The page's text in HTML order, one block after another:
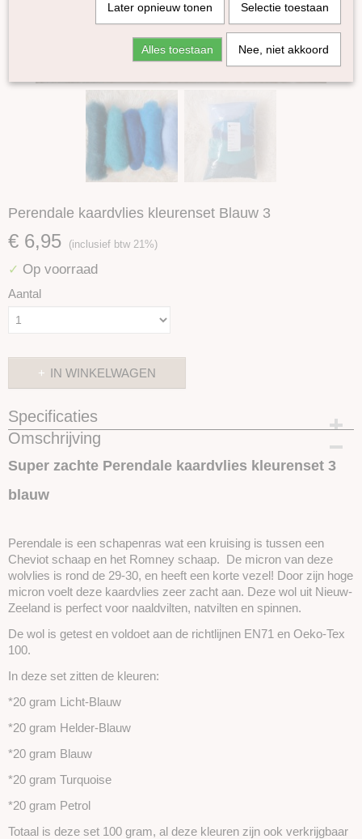
Perendale kaardvlies kleurenset Blauw 3
€ 6,95 (inclusief btw 21%)
✓ Op voorraad
Aantal
IN WINKELWAGEN
Specificaties
Productcode
Omschrijving
Super zachte Perendale kaardvlies kleurenset 3
blauw
Perendale is een schapenras wat een kruising is tussen een
Cheviot schaap en het Romney schaap. De micron van deze
wolvlies is rond de 29-30, en heeft een korte vezel! Door zijn hoge
micron voelt deze kaardvlies zeer zacht aan. Deze wol uit Nieuw-
Zeeland is perfect voor naaldvilten, natvilten en spinnen.
De wol is getest en voldoet aan de richtlijnen EN71 en Oeko-Tex
100.
In deze set zitten de kleuren:
*20 gram Licht-Blauw
*20 gram Helder-Blauw
*20 gram Blauw
*20 gram Turquoise
*20 gram Petrol
Totaal is deze set 100 gram, al deze kleuren zijn ook verkrijgbaar
Later opnieuw tonen Selectie toestaan
Alles toestaan Nee, niet akkoord